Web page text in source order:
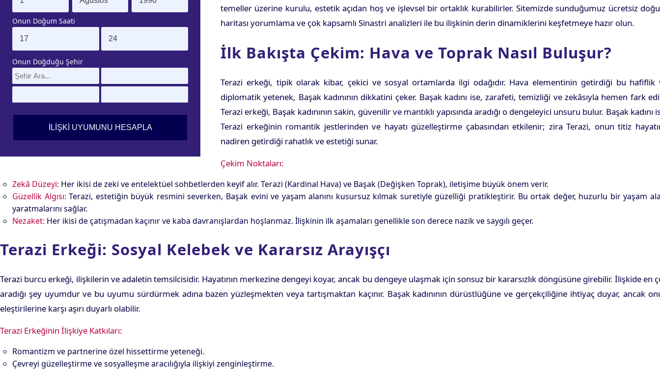
Onun Doğum Saati
Onun Doğduğu Şehir
temeller üzerine kurulu, estetik açıdan hoş ve işlevsel bir ortaklık kurabilirler. Sitemizde sunduğumuz ücretsiz
haritası yorumlama ve çok kapsamlı Sinastri analizleri ile bu ilişkinin derin dinamiklerini keşfetmeye hazır olun.
İlk Bakışta Çekim: Hava ve Toprak Nasıl Buluşur?
Terazi erkeği, tipik olarak kibar, çekici ve sosyal ortamlarda ilgi odağıdır. Hava elementinin getirdiği bu hafiflik
diplomatik yetenek, Başak kadınının dikkatini çeker. Başak kadını ise, zarafeti, temizliği ve zekâsıyla hemen fark
Terazi erkeği, Başak kadınının sakin, güvenilir ve mantıklı yapısında aradığı o dengeleyici unsuru bulur. Başak kadını
Terazi erkeğinin romantik jestlerinden ve hayatı güzelleştirme çabasından etkilenir; zira Terazi, onun titiz
nadiren getirdiği rahatlık ve estetiği sunar.
Çekim Noktaları:
Zekâ Düzeyi: Her ikisi de zeki ve entelektüel sohbetlerden keyif alır. Terazi (Kardinal Hava) ve Başak (Değişken Toprak), iletişime büyük önem verir.
Güzellik Algısı: Terazi, estetiğin büyük resmini severken, Başak evini ve yaşam alanını kusursuz kılmak suretiyle güzelliği pratikleştirir. Bu ortak değer, huzurlu bir yaşam
yaratmalarını sağlar.
Nezaket: Her ikisi de çatışmadan kaçınır ve kaba davranışlardan hoşlanmaz. İlişkinin ilk aşamaları genellikle son derece nazik ve saygılı geçer.
Terazi Erkeği: Sosyal Kelebek ve Kararsız Arayışçı
Terazi burcu erkeği, ilişkilerin ve adaletin temsilcisidir. Hayatının merkezine dengeyi koyar, ancak bu dengeye ulaşmak için sonsuz bir kararsızlık döngüsüne girebilir. İlişkide en
aradığı şey uyumdur ve bu uyumu sürdürmek adına bazen yüzleşmekten veya tartışmaktan kaçınır. Başak kadınının dürüstlüğüne ve gerçekçiliğine ihtiyaç duyar, ancak
eleştirilerine karşı aşırı duyarlı olabilir.
Terazi Erkeğinin İlişkiye Katkıları:
Romantizm ve partnerine özel hissettirme yeteneği.
Çevreyi güzelleştirme ve sosyalleşme aracılığıyla ilişkiyi zenginleştirme.